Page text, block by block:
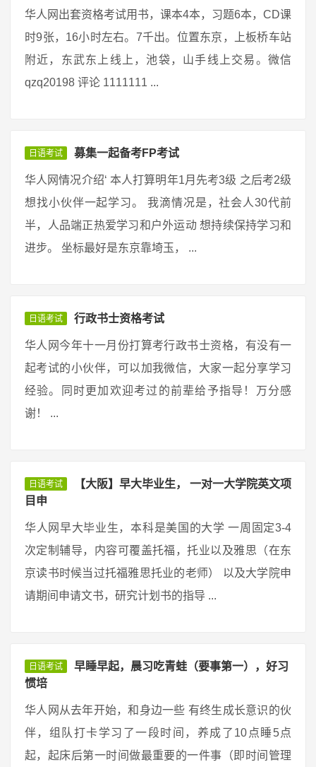
华人网出套资格考试用书，课本4本，习题6本，CD课
时9张，16小时左右。7千出。位置东京，上板桥车站
附近，东武东上线上，池袋，山手线上交易。微信
qzq20198 评论 1111111 ...
日语考试 募集一起备考FP考试
华人网情况介绍‘ 本人打算明年1月先考3级 之后考2级
想找小伙伴一起学习。 我滴情况是，社会人30代前
半，人品端正热爱学习和户外运动 想持续保持学习和
进步。 坐标最好是东京靠埼玉， ...
日语考试 行政书士资格考试
华人网今年十一月份打算考行政书士资格，有没有一
起考试的小伙伴，可以加我微信，大家一起分享学习
经验。同时更加欢迎考过的前辈给予指导！万分感
谢！ ...
日语考试
【大阪】早大毕业生， 一对一大学院英文项
目申
华人网早大毕业生，本科是美国的大学 一周固定3-4
次定制辅导，内容可覆盖托福，托业以及雅思（在东
京读书时候当过托福雅思托业的老师） 以及大学院申
请期间申请文书，研究计划书的指导 ...
日语考试
早睡早起，晨习吃青蛙（要事第一），好习
惯培
华人网从去年开始，和身边一些 有终生成长意识的伙
伴，组队打卡学习了一段时间，养成了10点睡5点
起，起床后第一时间做最重要的一件事（即时间管理